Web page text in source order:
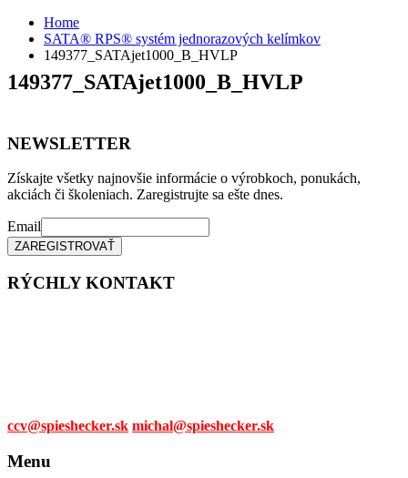
Home
SATA® RPS® systém jednorazových kelímkov
149377_SATAjet1000_B_HVLP
149377_SATAjet1000_B_HVLP
NEWSLETTER
Získajte všetky najnovšie informácie o výrobkoch, ponukách,
akciách či školeniach. Zaregistrujte sa ešte dnes.
Email
RÝCHLY KONTAKT
ccv@spieshecker.sk michal@spieshecker.sk
Menu